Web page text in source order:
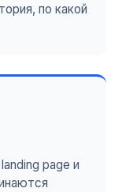
по какой
page и